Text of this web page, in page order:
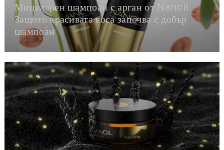
Мицеларен шампоан с арган от Nanoil.
Защото красивата коса започва с добър
шампоан